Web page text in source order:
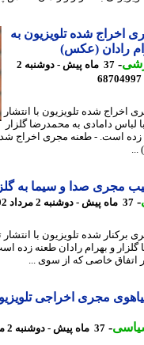
شده تلویزیون به
(عکس)
-
37 ماه پیش - دوشنبه 2
شده تلویزیون با انتشار
دامادی به محمدرضا گلزار
است. - طعنه مجری اخراج شده
صدا و سیما به
11:23
شده تلویزیون با انتشار
و بهرام رادان طعنه زده
خاصی که از سوی ...
مجری اخراجی تلویزیون
-37 ماه پیش - دوشنبه 2 مرداد 1402، 08:38